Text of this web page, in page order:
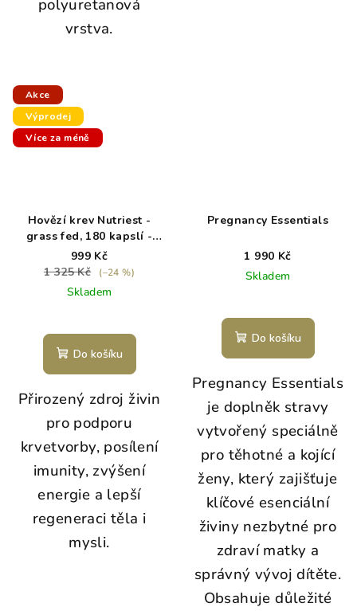
polyuretanová
vrstva.
Akce
Výprodej
Více za méně
Hovězí krev Nutriest -
grass fed, 180 kapslí -
exp. 5/26
999 Kč
1 325 Kč
(–24 %)
Skladem
Do košíku
Přirozený zdroj živin
pro podporu
krvetvorby, posílení
imunity, zvýšení
energie a lepší
regeneraci těla i
mysli.
Pregnancy Essentials
1 990 Kč
Skladem
Do košíku
Pregnancy Essentials
je doplněk stravy
vytvořený speciálně
pro těhotné a kojící
ženy, který zajišťuje
klíčové esenciální
živiny nezbytné pro
zdraví matky a
správný vývoj dítěte.
Obsahuje důležité